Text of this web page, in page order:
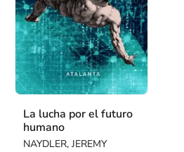
La lucha por el futuro
humano
NAYDLER, JEREMY